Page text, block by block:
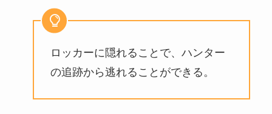
ロッカーに隠れることで、ハンター
の追跡から逃れることができる。